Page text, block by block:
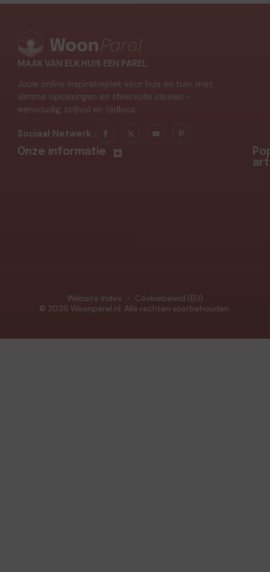
MAAK VAN ELK HUIS EEN PAREL.
Jouw online inspiratieplek voor huis en tuin, met
slimme oplossingen en sfeervolle ideeën –
eenvoudig, stijlvol en tijdloos.
Sociaal Netwerk :
Onze informatie
© 2026 Woonparel.nl. Alle rechten voorbehouden.
Website Index Cookiebeleid (EU)